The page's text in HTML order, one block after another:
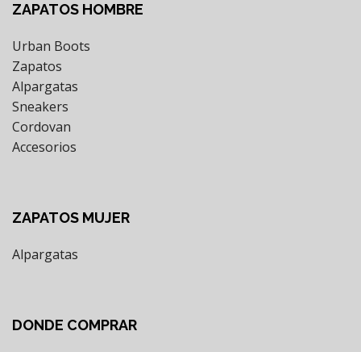
ZAPATOS HOMBRE
Urban Boots
Zapatos
Alpargatas
Sneakers
Cordovan
Accesorios
ZAPATOS MUJER
Alpargatas
DONDE COMPRAR